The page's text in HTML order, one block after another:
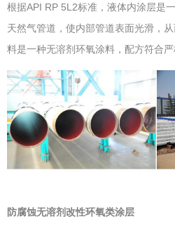
根据API RP 5L2标准，液体内涂层是
天然气管道，使内部管道表面光滑，
料是一种无溶剂环氧涂料，配方符合严
防腐蚀无溶剂改性环氧类涂层